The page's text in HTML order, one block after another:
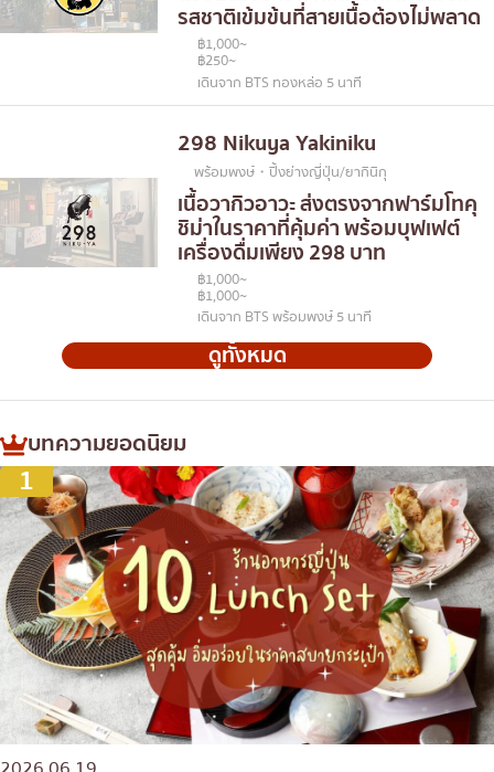
รสชาติเข้มข้นที่สายเนื้อต้องไม่พลาด
฿1,000~
฿250~
เดินจาก BTS ทองหล่อ 5 นาที
298 Nikuya Yakiniku
พร้อมพงษ์・ปิ้งย่างญี่ปุ่น/ยากินิกุ
เนื้อวากิวอาวะ ส่งตรงจากฟาร์มโทคุ
ชิม่าในราคาที่คุ้มค่า พร้อมบุฟเฟต์
เครื่องดื่มเพียง 298 บาท
฿1,000~
฿1,000~
เดินจาก BTS พร้อมพงษ์ 5 นาที
ดูทั้งหมด
บทความยอดนิยม
1